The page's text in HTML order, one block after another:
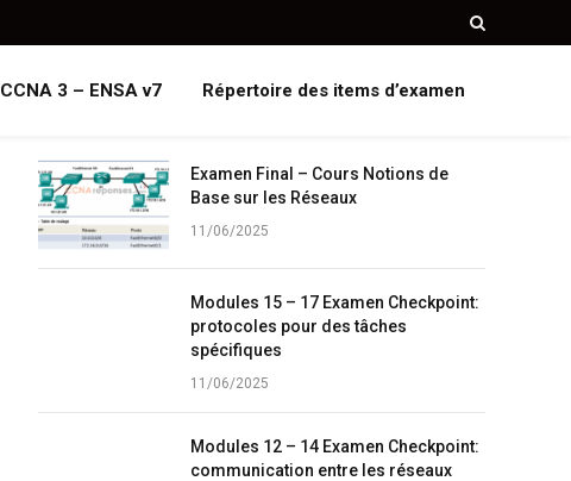
CCNA 3 – ENSA v7 Répertoire des items d’examen
Examen Final – Cours Notions de
Base sur les Réseaux
11/06/2025
Modules 15 – 17 Examen Checkpoint:
protocoles pour des tâches
spécifiques
11/06/2025
Modules 12 – 14 Examen Checkpoint:
communication entre les réseaux